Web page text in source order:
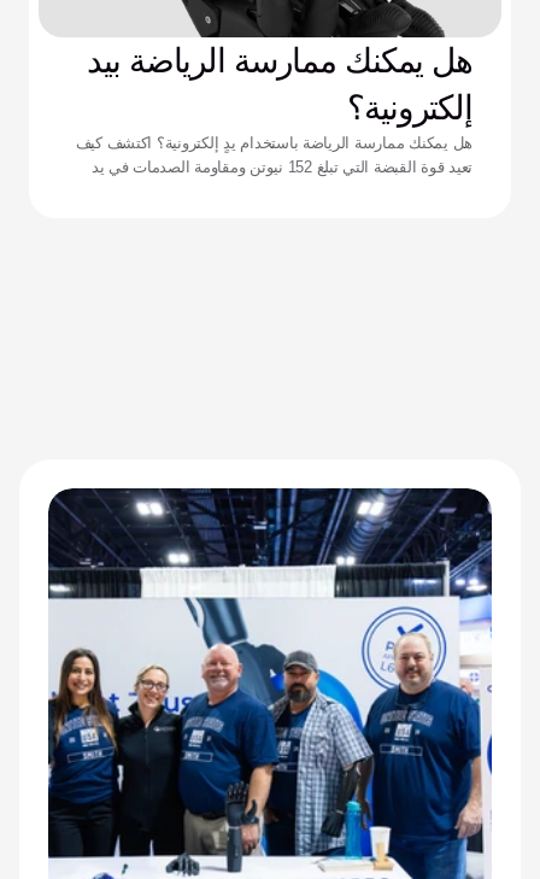
هل يمكنك ممارسة الرياضة بيد
إلكترونية؟
هل يمكنك ممارسة الرياضة باستخدام يدٍ إلكترونية؟ اكتشف كيف
تعيد قوة القبضة التي تبلغ 152 نيوتن ومقاومة الصدمات في يد